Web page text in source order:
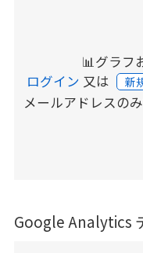
📊グラフ
ログイン 又は 新
メールアドレスの
Google Analytics